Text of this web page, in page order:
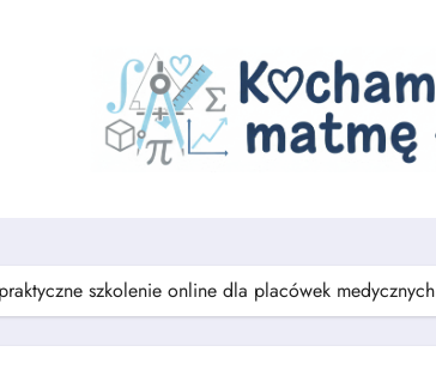
szkolenie online dla placówek medycznych